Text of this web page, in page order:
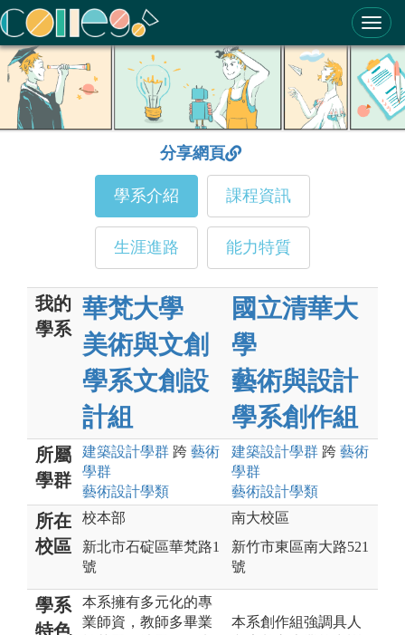
ColleGo! 大學選才與高中育才輔助系統
分享網頁
學系介紹 課程資訊
生涯進路 能力特質
我的
學系
華梵大學
美術與文創
學系文創設
計組
國立清華大
學
藝術與設計
學系創作組
所屬
學群
建築設計學群 跨 藝術
學群
藝術設計學類
建築設計學群 跨 藝術
學群
藝術設計學類
所在
校區
校本部
新北市石碇區華梵路1
號
南大校區
新竹市東區南大路521
號
學系
特色
本系擁有多元化的專
業師資，教師多畢業
本系創作組強調具人